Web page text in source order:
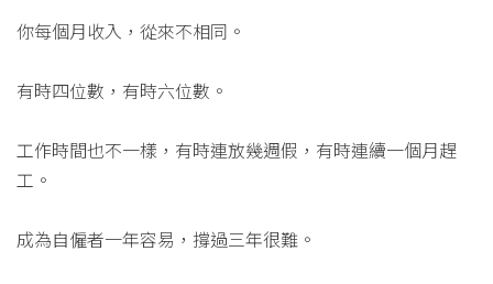
你每個月收入，從來不相同。
有時四位數，有時六位數。
工作時間也不一樣，有時連放幾週假，有時連續一個月趕
工。
成為自僱者一年容易，撐過三年很難。